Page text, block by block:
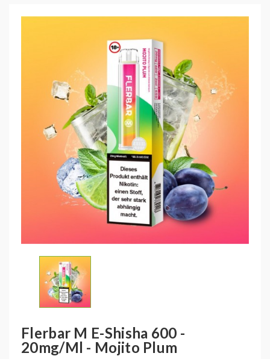
Flerbar M E-Shisha 600 -
20mg/ml - Mojito Plum